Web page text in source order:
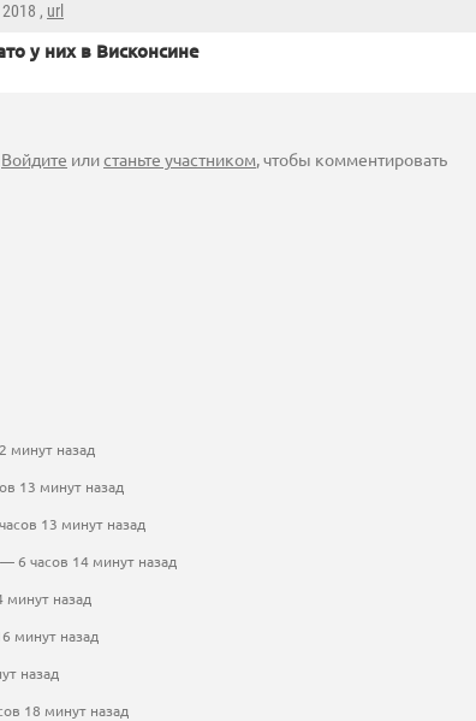
, url
у них в Висконсине
Войдите илистаньте участником, чтобы комментировать
минут назад
13 минут назад
13 минут назад
— 6 часов 14 минут назад
назад
минут назад
назад
18 минут назад